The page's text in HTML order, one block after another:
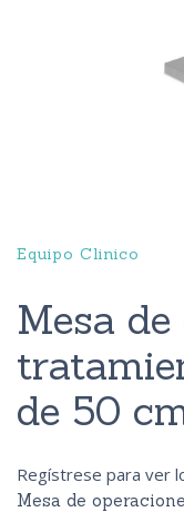
Equipo Clinico
Mesa
de 50
Regístrese para ver
Mesa de